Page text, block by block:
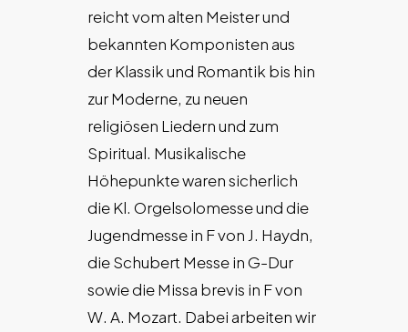
reicht vom alten Meister und
bekannten Komponisten aus
der Klassik und Romantik bis hin
zur Moderne, zu neuen
religiösen Liedern und zum
Spiritual. Musikalische
Höhepunkte waren sicherlich
die Kl. Orgelsolomesse und die
Jugendmesse in F von J. Haydn,
die Schubert Messe in G-Dur
sowie die Missa brevis in F von
W. A. Mozart. Dabei arbeiten wir